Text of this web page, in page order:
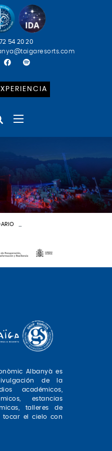
54 20 20
Albanyà es
de la
académicos,
estancias
talleres de
tocar el cielo con